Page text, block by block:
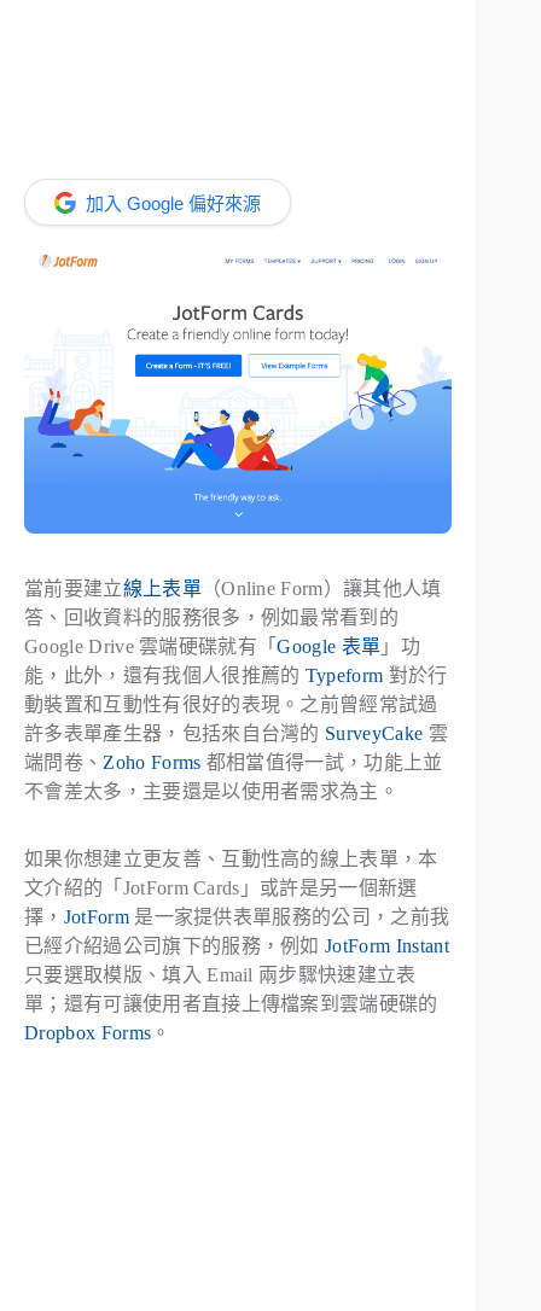
加入 Google 偏好來源
當前要建立線上表單（Online Form）讓其他人填
答、回收資料的服務很多，例如最常看到的
Google Drive 雲端硬碟就有「Google 表單 」功
能，此外，還有我個人很推薦的 Typeform 對於行
動裝置和互動性有很好的表現。之前曾經常試過
許多表單產生器，包括來自台灣的 SurveyCake 雲
端問卷、 Zoho Forms 都相當值得一試，功能上並
不會差太多，主要還是以使用者需求為主。
如果你想建立更友善、互動性高的線上表單，本
文介紹的「JotForm Cards」或許是另一個新選
擇， JotForm是一家提供表單服務的公司，之前我
已經介紹過公司旗下的服務，例如JotForm Instant
只要選取模版、填入 Email 兩步驟快速建立表
單；還有可讓使用者直接上傳檔案到雲端硬碟的
Dropbox Forms 。